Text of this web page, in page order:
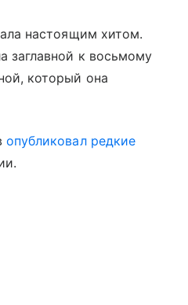
настоящим хитом.
заглавной к восьмому
который она
опубликовал редкие